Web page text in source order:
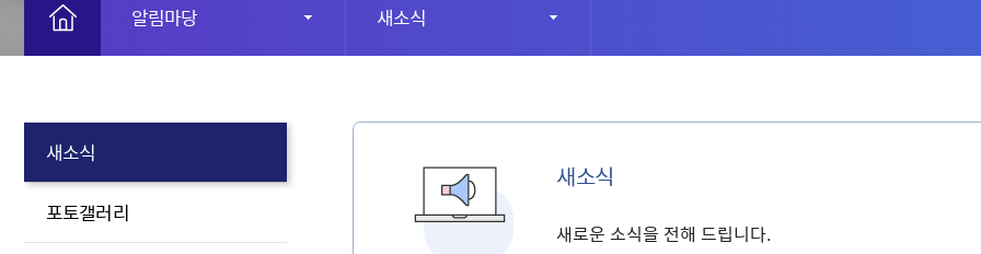
알림마당 새소식
새소식
포토갤러리
새소식
새로운 소식을 전해 드립니다.